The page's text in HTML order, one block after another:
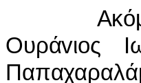
Ακόμα
Ουράvιoς I